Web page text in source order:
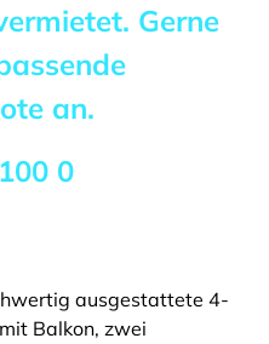
Gerne
an.
0
ausgestattete 4-
Balkon, zwei